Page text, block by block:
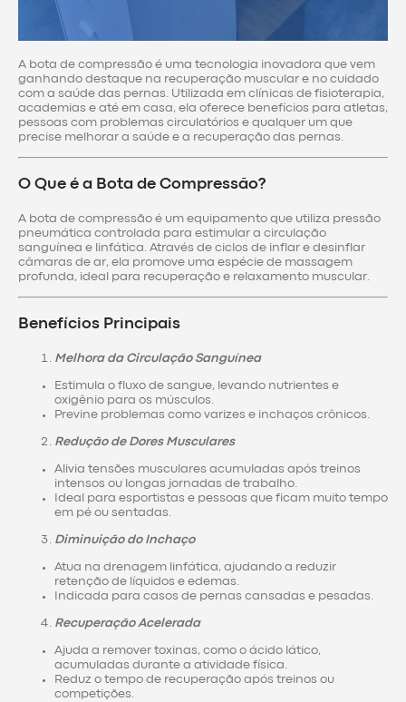
A bota de compressão é uma tecnologia inovadora que vem
ganhando destaque na recuperação muscular e no cuidado
com a saúde das pernas. Utilizada em clínicas de fisioterapia,
academias e até em casa, ela oferece benefícios para atletas,
pessoas com problemas circulatórios e qualquer um que
precise melhorar a saúde e a recuperação das pernas.
O Que é a Bota de Compressão?
A bota de compressão é um equipamento que utiliza pressão
pneumática controlada para estimular a circulação
sanguínea e linfática. Através de ciclos de inflar e desinflar
câmaras de ar, ela promove uma espécie de massagem
profunda, ideal para recuperação e relaxamento muscular.
Benefícios Principais
Melhora da Circulação Sanguínea
Estimula o fluxo de sangue, levando nutrientes e
oxigênio para os músculos.
Previne problemas como varizes e inchaços crônicos.
Redução de Dores Musculares
Alivia tensões musculares acumuladas após treinos
intensos ou longas jornadas de trabalho.
Ideal para esportistas e pessoas que ficam muito tempo
em pé ou sentadas.
Diminuição do Inchaço
Atua na drenagem linfática, ajudando a reduzir
retenção de líquidos e edemas.
Indicada para casos de pernas cansadas e pesadas.
Recuperação Acelerada
Ajuda a remover toxinas, como o ácido lático,
acumuladas durante a atividade física.
Reduz o tempo de recuperação após treinos ou
competições.